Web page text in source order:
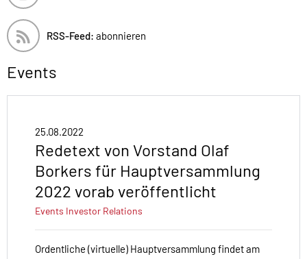
RSS-Feed: abonnieren
Events
25.08.2022
Redetext von Vorstand Olaf
Borkers für Hauptversammlung
2022 vorab veröffentlicht
Events Investor Relations
Ordentliche (virtuelle) Hauptversammlung findet am